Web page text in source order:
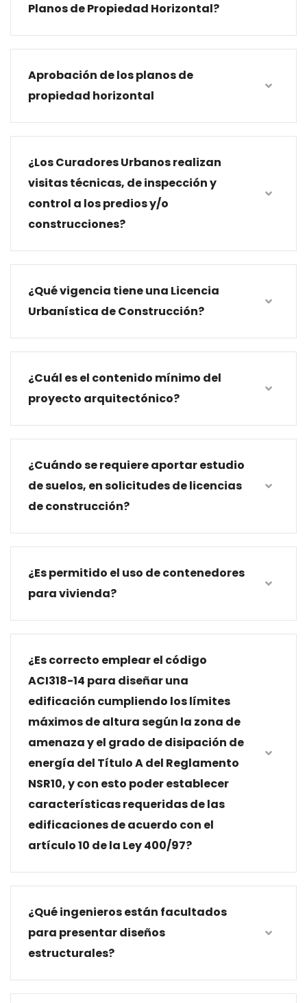
Planos de Propiedad Horizontal?
Aprobación de los planos de
propiedad horizontal
¿Los Curadores Urbanos realizan
visitas técnicas, de inspección y
control a los predios y/o
construcciones?
¿Qué vigencia tiene una Licencia
Urbanística de Construcción?
¿Cuál es el contenido mínimo del
proyecto arquitectónico?
¿Cuándo se requiere aportar estudio
de suelos, en solicitudes de licencias
de construcción?
¿Es permitido el uso de contenedores
para vivienda?
¿Es correcto emplear el código
ACI318-14 para diseñar una
edificación cumpliendo los límites
máximos de altura según la zona de
amenaza y el grado de disipación de
energía del Título A del Reglamento
NSR10, y con esto poder establecer
características requeridas de las
edificaciones de acuerdo con el
artículo 10 de la Ley 400/97?
¿Qué ingenieros están facultados
para presentar diseños
estructurales?